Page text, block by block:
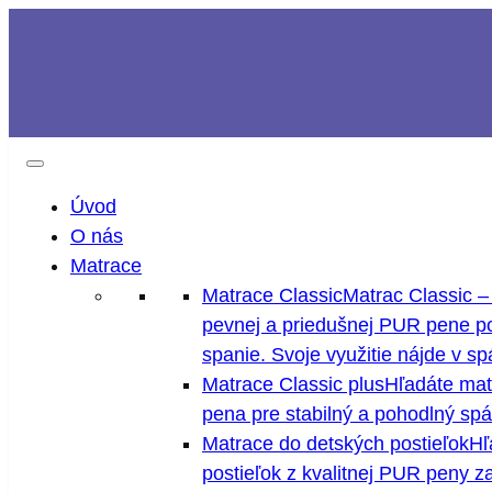
Úvod
O nás
Matrace
Matrace ClassicMatrac Classic
pevnej a priedušnej PUR pene
spanie. Svoje využitie nájde v
Matrace Classic plusHľadáte
pena pre stabilný a pohodlný
Matrace do detských postieľok
postieľok z kvalitnej PUR peny